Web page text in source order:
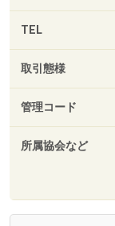
TEL
取引態様
管理コード
所属協会など